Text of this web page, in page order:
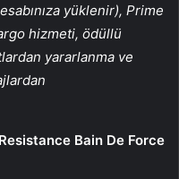
yüklenir), Prime
hizmeti, ödüllü
yararlanma ve
Bain De Force